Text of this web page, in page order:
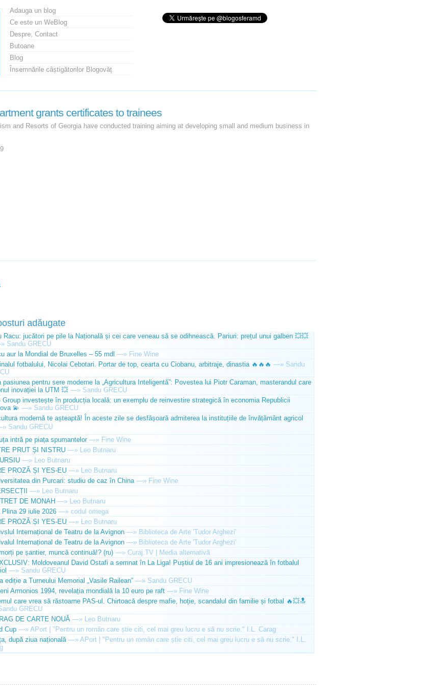
Adauga un blog
Ce este un WeBlog
Despre, Contact
Butoane
Blog
Însemnările câștigătorilor Blogovăț
grants certificates to trainees
and Resorts of Georgia have conducted training aiming at developing small and medium business in
adăugate
Racu: jucători pe pile la Națională și cei care veneau să se odihnească. Pariuri: prețul unui galben 💥💥
Sandu GRECU
aur la Mondial de Bruxelles – 55 mdl —» Fine Wine
fotbalului, Nicolai Cebotari. Portar de top, cearta cu Ciobanu, arbitraje, dinastia 🔥🔥🔥 —» Sandu
pasiunea pentru sere moderne la „Agricultura Inteligentă”: Povestea lui Piotr Caraman, masterandul care
inovației la UTM 💥 —» Sandu GRECU
Group investește în producția locală: un exemplu de reinvestire strategică în economia Republicii
💫 —» Sandu GRECU
modernă te așteaptă! În aceste zile se desfășoară admiterea la instituțiile de învățământ agricol
Sandu GRECU
intră pe piața spumantelor —» Fine Wine
PRUT ȘI NISTRU —» Leo Butnaru
—» Leo Butnaru
PROZĂ ȘI YES-EU —» Leo Butnaru
din Purcari: studiu de caz în China —» Fine Wine
—» Leo Butnaru
DE MONAH —» Leo Butnaru
Plina 29 iulie 2026 —» codul omega
PROZĂ ȘI YES-EU —» Leo Butnaru
Internațional de Teatru de la Avignon —» Biblioteca de Arte 'Tudor Arghezi'
Internațional de Teatru de la Avignon —» Biblioteca de Arte 'Tudor Arghezi'
pe șantier, muncă continuă!? (ru) —» Curaj.TV | Media alternativă
Moldoveanul David Ostafi a semnat în La Liga! Puștiul de 16 ani impresionează în fotbalul
—» Sandu GRECU
ediție a Turneului Memorial „Vasile Railean” —» Sandu GRECU
Armonios 1994, revelația mondială la 10 euro pe raft —» Fine Wine
care vrea să răstoarne PAS-ul. Chirtoacă despre mafie, hoție, scandalul din familie și fotbal 🔥💥🔝
GRECU
DE CARTE NOUĂ —» Leo Butnaru
Cup —» APort | "Pentru un român care știe citi, cel mai greu lucru e să nu scrie." I.L. Carag
după ziua națională —» APort | "Pentru un român care știe citi, cel mai greu lucru e să nu scrie." I.L.